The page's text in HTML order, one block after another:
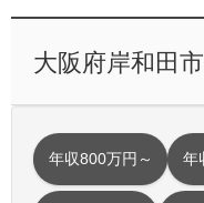
大阪府岸和田
年収800万円～ 年